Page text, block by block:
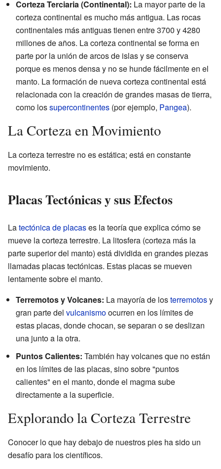
Corteza Terciaria (Continental): La mayor parte de la
corteza continental es mucho más antigua. Las rocas
continentales más antiguas tienen entre 3700 y 4280
millones de años. La corteza continental se forma en
parte por la unión de arcos de islas y se conserva
porque es menos densa y no se hunde fácilmente en el
manto. La formación de nueva corteza continental está
relacionada con la creación de grandes masas de tierra,
como lossupercontinentes (por ejemplo, Pangea).
La Corteza en Movimiento
La corteza terrestre no es estática; está en constante
movimiento.
Placas Tectónicas y sus Efectos
Latectónica de placases la teoría que explica cómo se
mueve la corteza terrestre. La litosfera (corteza más la
parte superior del manto) está dividida en grandes piezas
llamadas placas tectónicas. Estas placas se mueven
lentamente sobre el manto.
Terremotos y Volcanes: La mayoría de losterremotosy
gran parte del vulcanismoocurren en los límites de
estas placas, donde chocan, se separan o se deslizan
una junto a la otra.
Puntos Calientes: También hay volcanes que no están
en los límites de las placas, sino sobre "puntos
calientes" en el manto, donde el magma sube
directamente a la superficie.
Explorando la Corteza Terrestre
Conocer lo que hay debajo de nuestros pies ha sido un
desafío para los científicos.